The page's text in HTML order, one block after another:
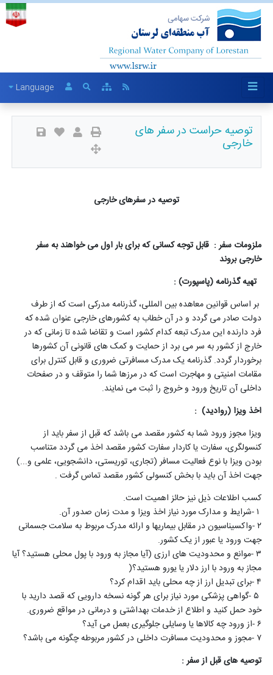
Language
توصیه حراست در سفر های
خارجی
توصیه در سفرهای خارجی
ملزومات سفر : قابل توجه کسانی که برای بار اول می خواهند به سفر
خارجی بروند
تهیه گذرنامه (پاسپورت):
بر اساس قوانین معاهده بین المللی، گذرنامه مدرکی است که از طرف
دولت صادر می گردد و در آن خطاب به کشورهای خارجی عنوان شده که
فرد دارنده این مدرک تبعه کدام کشور است و تقاضا شده تا زمانی که در
خارج از کشور به سر می برد از حمایت و کمک های قانونی آن کشورها
برخوردار گردد. گذرنامه یک مدرک مسافرتی ضروری و قابل کنترل برای
مقامات امنیتی و مهاجرت است که در مرزها شما را متوقف و در صفحات
داخلی آن تاریخ ورود و خروج را ثبت می نمایند.
اخذ ویزا (روادید: (
ویزا مجوز ورود شما به کشور مقصد می باشد که قبل از سفر باید از
کنسولگری، سفارت یا کاردار سفارت کشور مقصد اخذ می گردد متناسب
بودن ویزا با نوع فعالیت مسافر (تجاری، توریستی، دانشجویی، علمی و...)
جهت اخذ آن باید با بخش کنسولی کشور مقصد تماس گرفت .
کسب اطلاعات ذیل نیز حائز اهمیت است.
۱-شرایط و مدارک مورد نیاز اخذ ویزا و مدت زمان صدور آن.
۲-واکسیناسیون در مقابل بیماریها و ارائه مدرک مربوط به سلامت جسمانی
جهت ورود یا عبور از یک کشور.
۳-موانع و محدودیت های ارزی (آیا مجاز به ورود با پول محلی هستید؟ آیا
مجاز به ورود با ارز دلار یا یورو هستید؟)
۴-برای تبدیل ارز از چه محلی باید اقدام کرد؟
-گواهی پزشکی مورد نیاز برای هر گونه نسخه دارویی که قصد دارید با
خود حمل کنید و اطلاع از خدمات بهداشتی و درمانی در مواقع ضروری.
۶-از ورود چه کالاها یا وسایلی جلوگیری بعمل می آید؟
۷ -مجوز و محدودیت مسافرت داخلی در کشور مربوطه چگونه می باشد؟
توصیه های قبل از سفر: